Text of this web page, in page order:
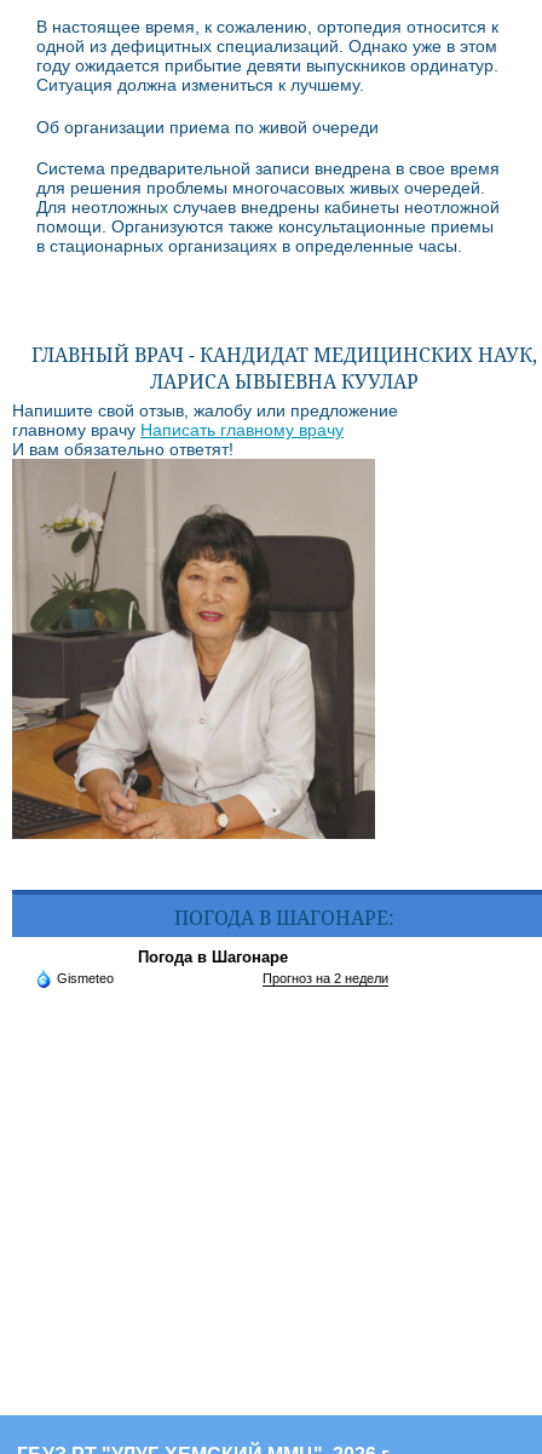
В настоящее время, к сожалению, ортопедия относится к
одной из дефицитных специализаций. Однако уже в этом
году ожидается прибытие девяти выпускников ординатур.
Ситуация должна измениться к лучшему.
Об организации приема по живой очереди
Система предварительной записи внедрена в свое время
для решения проблемы многочасовых живых очередей.
Для неотложных случаев внедрены кабинеты неотложной
помощи. Организуются также консультационные приемы
в стационарных организациях в определенные часы.
ГЛАВНЫЙ ВРАЧ - КАНДИДАТ МЕДИЦИНСКИХ НАУК,
ЛАРИСА ЫВЫЕВНА КУУЛАР
Напишите свой отзыв, жалобу или предложение
главному врачу Написать главному врачу
И вам обязательно ответят!
ПОГОДА В ШАГОНАРЕ:
Погода в Шагонаре
Gismeteo Прогноз на 2 недели